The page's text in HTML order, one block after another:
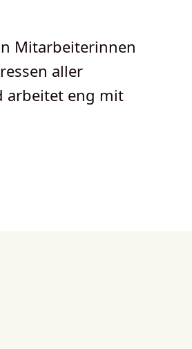
Mitarbeiterinnen
aller
arbeitet eng mit